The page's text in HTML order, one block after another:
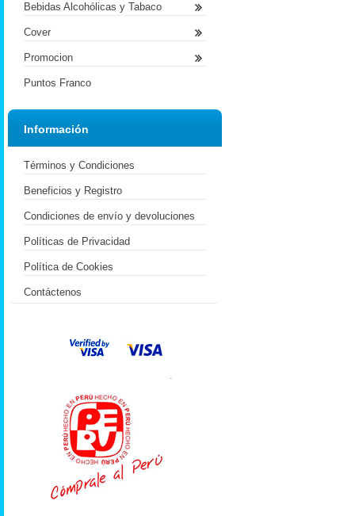
Bebidas Alcohólicas y Tabaco
Cover
Promocion
Puntos Franco
Información
Términos y Condiciones
Beneficios y Registro
Condiciones de envío y devoluciones
Políticas de Privacidad
Política de Cookies
Contáctenos
.